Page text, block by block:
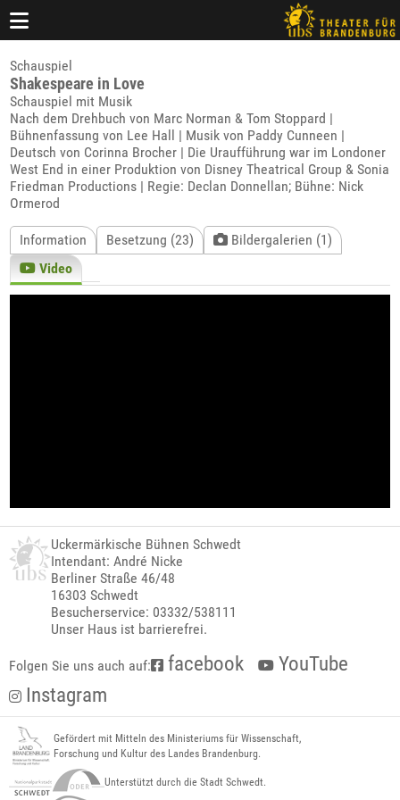
Schauspiel
Shakespeare in Love
Schauspiel mit Musik
Nach dem Drehbuch von Marc Norman & Tom Stoppard |
Bühnenfassung von Lee Hall | Musik von Paddy Cunneen |
Deutsch von Corinna Brocher | Die Uraufführung war im Londoner
West End in einer Produktion von Disney Theatrical Group & Sonia
Friedman Productions | Regie: Declan Donnellan; Bühne: Nick
Ormerod
Information Besetzung (23)
Bildergalerien (1)
Video
Uckermärkische Bühnen Schwedt
Intendant: André Nicke
Berliner Straße 46/48
16303 Schwedt
Besucherservice: 03332/538111
Unser Haus ist barrierefrei.
Folgen Sie uns auch auf: facebook
YouTube
Instagram
Gefördert mit Mitteln des Ministeriums für Wissenschaft,
Forschung und Kultur des Landes Brandenburg.
Unterstützt durch die Stadt Schwedt.